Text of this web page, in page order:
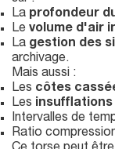
La profondeur
Le volume d'air
La gestion des
archivage.
Mais aussi :
Les côtes
Les
Intervalles de
Ratio